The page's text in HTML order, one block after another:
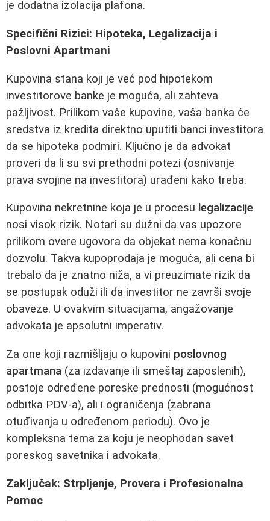
je dodatna izolacija plafona.
Specifični Rizici: Hipoteka, Legalizacija i
Poslovni Apartmani
Kupovina stana koji je već pod hipotekom
investitorove banke je moguća, ali zahteva
pažljivost. Prilikom vaše kupovine, vaša banka će
sredstva iz kredita direktno uputiti banci investitora
da se hipoteka podmiri. Ključno je da advokat
proveri da li su svi prethodni potezi (osnivanje
prava svojine na investitora) urađeni kako treba.
Kupovina nekretnine koja je u procesu legalizacije
nosi visok rizik. Notari su dužni da vas upozore
prilikom overe ugovora da objekat nema konačnu
dozvolu. Takva kupoprodaja je moguća, ali cena bi
trebalo da je znatno niža, a vi preuzimate rizik da
se postupak oduži ili da investitor ne završi svoje
obaveze. U ovakvim situacijama, angažovanje
advokata je apsolutni imperativ.
Za one koji razmišljaju o kupovini poslovnog
apartmana (za izdavanje ili smeštaj zaposlenih),
postoje određene poreske prednosti (mogućnost
odbitka PDV-a), ali i ograničenja (zabrana
otuđivanja u određenom periodu). Ovo je
kompleksna tema za koju je neophodan savet
poreskog savetnika i advokata.
Zaključak: Strpljenje, Provera i Profesionalna
Pomoc